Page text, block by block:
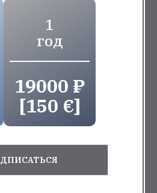
1
год
19000 ₽
[150 €]